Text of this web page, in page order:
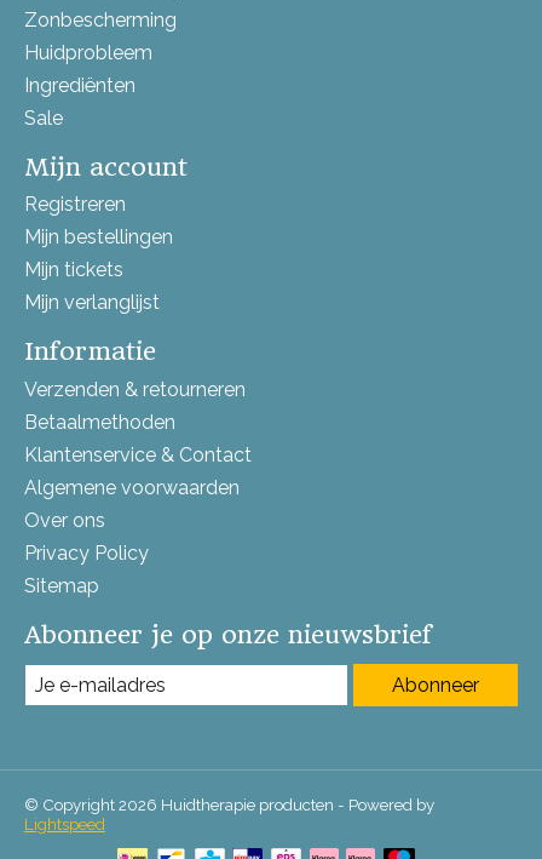
Zonbescherming
Huidprobleem
Ingrediënten
Sale
Mijn account
Registreren
Mijn bestellingen
Mijn tickets
Mijn verlanglijst
Informatie
Verzenden & retourneren
Betaalmethoden
Klantenservice & Contact
Algemene voorwaarden
Over ons
Privacy Policy
Sitemap
Abonneer je op onze nieuwsbrief
Abonneer
© Copyright 2026 Huidtherapie producten - Powered by
Lightspeed